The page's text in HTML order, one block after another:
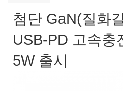
첨단 GaN(질화
USB-PD 고속충
5W 출시